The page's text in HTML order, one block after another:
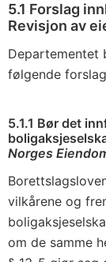
5.1 Forslag
Revisjon av
Departementet
følgende
5.1.1 Bør det
Norges
vilkårene og
om de samme